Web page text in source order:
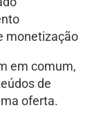
em comum,
de
oferta.